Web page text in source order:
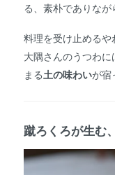
る、素朴でありなが
料理を受け止めるや
大隅さんのうつわに
まる土の味わいが宿
蹴ろくろが生む